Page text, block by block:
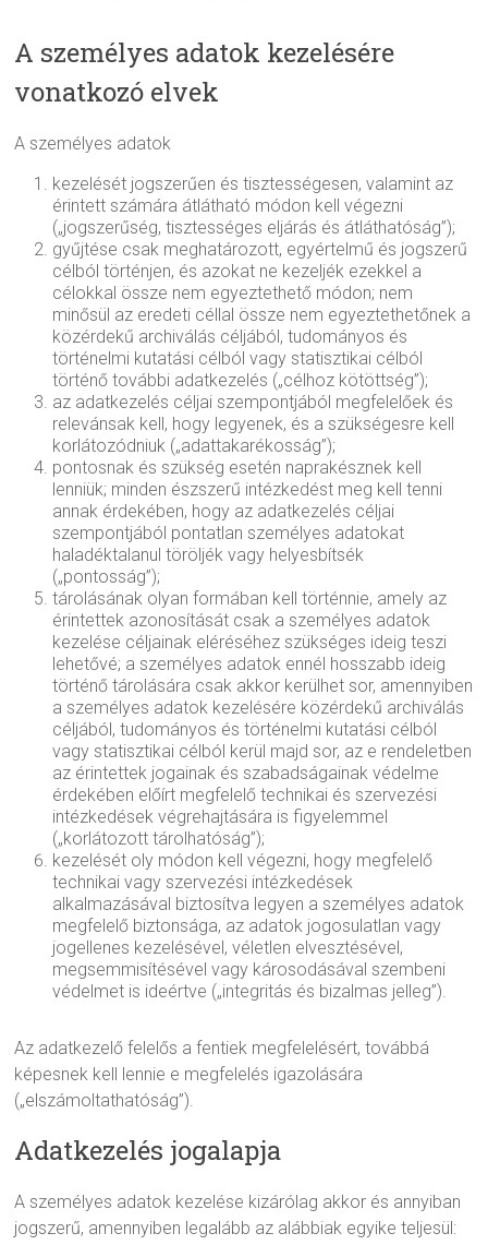
A személyes adatok kezelésére
vonatkozó elvek
A személyes adatok
kezelését jogszerűen és tisztességesen, valamint az
érintett számára átlátható módon kell végezni
(„jogszerűség, tisztességes eljárás és átláthatóság”);
gyűjtése csak meghatározott, egyértelmű és jogszerű
célból történjen, és azokat ne kezeljék ezekkel a
célokkal össze nem egyeztethető módon; nem
minősül az eredeti céllal össze nem egyeztethetőnek a
közérdekű archiválás céljából, tudományos és
történelmi kutatási célból vagy statisztikai célból
történő további adatkezelés („célhoz kötöttség”);
az adatkezelés céljai szempontjából megfelelőek és
relevánsak kell, hogy legyenek, és a szükségesre kell
korlátozódniuk („adattakarékosság”);
pontosnak és szükség esetén naprakésznek kell
lenniük; minden észszerű intézkedést meg kell tenni
annak érdekében, hogy az adatkezelés céljai
szempontjából pontatlan személyes adatokat
haladéktalanul töröljék vagy helyesbítsék
(„pontosság”);
tárolásának olyan formában kell történnie, amely az
érintettek azonosítását csak a személyes adatok
kezelése céljainak eléréséhez szükséges ideig teszi
lehetővé; a személyes adatok ennél hosszabb ideig
történő tárolására csak akkor kerülhet sor, amennyiben
a személyes adatok kezelésére közérdekű archiválás
céljából, tudományos és történelmi kutatási célból
vagy statisztikai célból kerül majd sor, az e rendeletben
az érintettek jogainak és szabadságainak védelme
érdekében előírt megfelelő technikai és szervezési
intézkedések végrehajtására is figyelemmel
(„korlátozott tárolhatóság”);
kezelését oly módon kell végezni, hogy megfelelő
technikai vagy szervezési intézkedések
alkalmazásával biztosítva legyen a személyes adatok
megfelelő biztonsága, az adatok jogosulatlan vagy
jogellenes kezelésével, véletlen elvesztésével,
megsemmisítésével vagy károsodásával szembeni
védelmet is ideértve („integritás és bizalmas jelleg”).
Az adatkezelő felelős a fentiek megfelelésért, továbbá
képesnek kell lennie e megfelelés igazolására
(„elszámoltathatóság”).
Adatkezelés jogalapja
A személyes adatok kezelése kizárólag akkor és annyiban
jogszerű, amennyiben legalább az alábbiak egyike teljesül: